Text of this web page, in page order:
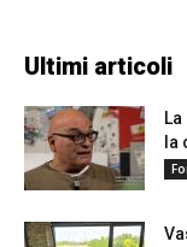
Ultimi articoli
la